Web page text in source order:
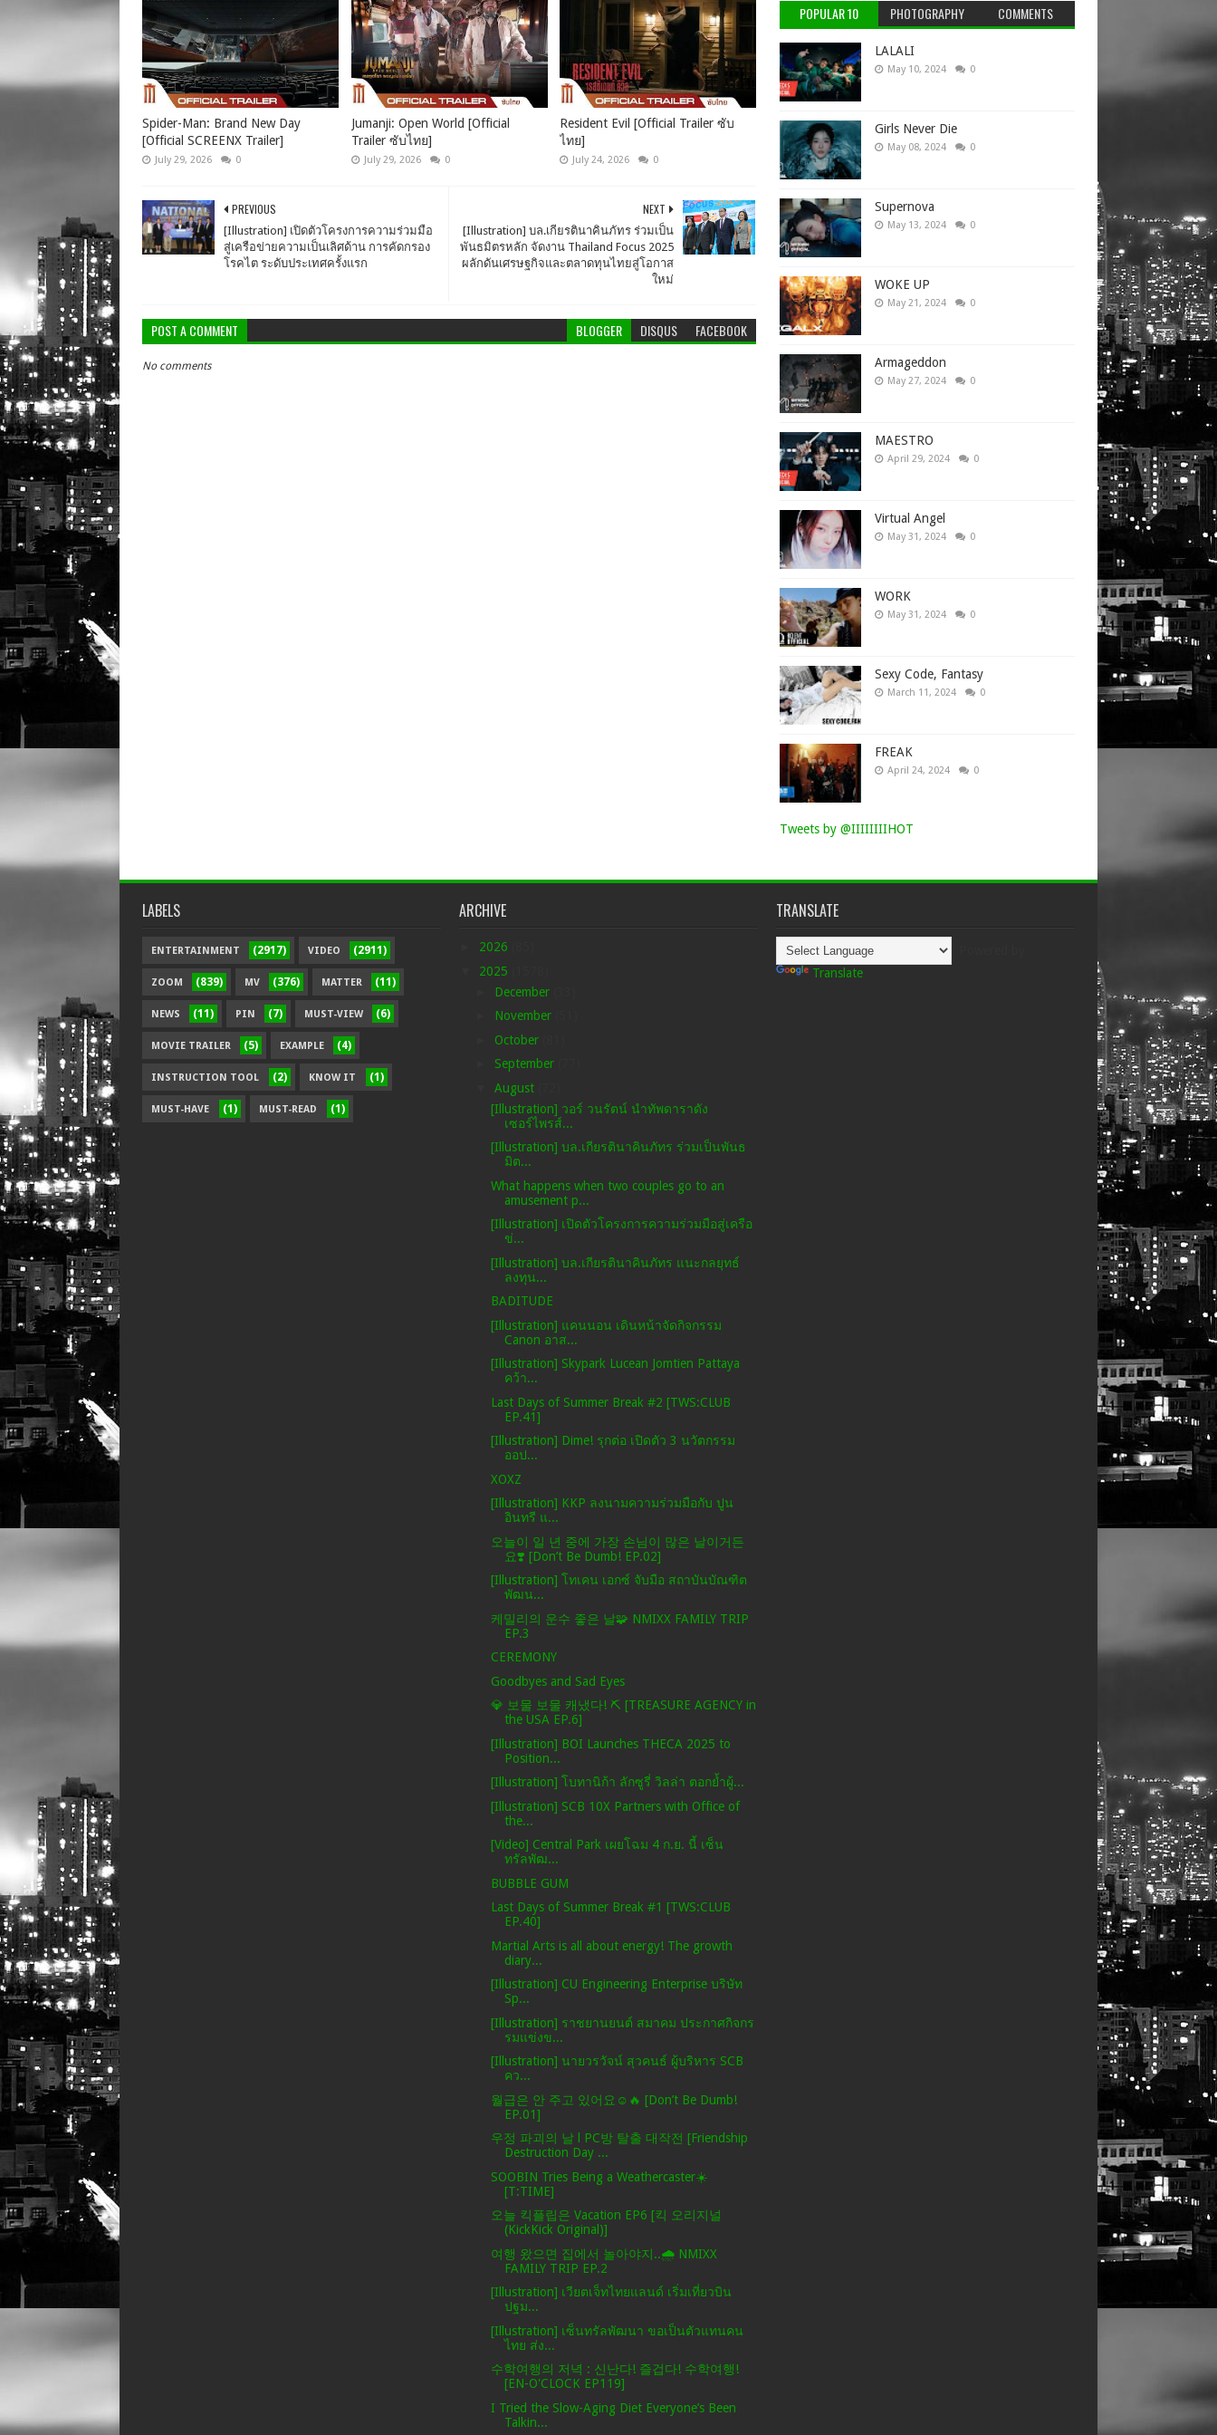
Spider-Man: Brand New Day
[Official SCREENX Trailer]
July 29, 2026 0
Jumanji: Open World [Official
Trailer ซับไทย]
July 29, 2026 0
Resident Evil [Official Trailer ซับ
ไทย]
July 24, 2026 0
NEXT
[Illustration] บล.เกียรตินาคินภัทร ร่วมเป็น
พันธมิตรหลัก จัดงาน Thailand Focus 2025
ผลักดันเศรษฐกิจและตลาดทุนไทยสู่โอกาส
ใหม่
PREVIOUS
[Illustration] เปิดตัวโครงการความร่วมมือ
สู่เครือข่ายความเป็นเลิศด้าน การคัดกรอง
โรคไต ระดับประเทศครั้งแรก
POST A COMMENT BLOGGER DISQUS FACEBOOK
No comments
POPULAR 10 PHOTOGRAPHY COMMENTS
LALALI
May 10, 2024 0
Girls Never Die
May 08, 2024 0
Supernova
May 13, 2024 0
WOKE UP
May 21, 2024 0
Armageddon
May 27, 2024 0
MAESTRO
April 29, 2024 0
Virtual Angel
May 31, 2024 0
WORK
May 31, 2024 0
Sexy Code, Fantasy
March 11, 2024 0
FREAK
April 24, 2024 0
Tweets by @IIIIIIIIHOT
LABELS
ENTERTAINMENT (2917) VIDEO (2911)
ZOOM (839) MV (376) MATTER (11)
NEWS (11) PIN (7) MUST-VIEW (6)
MOVIE TRAILER (5) EXAMPLE (4)
INSTRUCTION TOOL (2) KNOW IT (1)
MUST-HAVE (1) MUST-READ (1)
ARCHIVE
2026
2025
December
November
October
September
August
[Illustration] วอร์ วนรัตน์ นำทัพดาราดัง
เซอร์ไพรส์...
[Illustration] บล.เกียรตินาคินภัทร ร่วมเป็นพันธ
มิต...
What happens when two couples go to an
amusement p...
[Illustration] เปิดตัวโครงการความร่วมมือสู่เครือ
ข่...
[Illustration] บล.เกียรตินาคินภัทร แนะกลยุทธ์
ลงทุน...
BADITUDE
[Illustration] แคนนอน เดินหน้าจัดกิจกรรม
Canon อาส...
[Illustration] Skypark Lucean Jomtien Pattaya
คว้า...
Last Days of Summer Break #2 [TWS:CLUB
EP.41]
[Illustration] Dime! รุกต่อ เปิดตัว 3 นวัตกรรม
ออป...
XOXZ
[Illustration] KKP ลงนามความร่วมมือกับ ปูน
อินทรี แ...
오늘이 일 년 중에 가장 손님이 많은 날이거든
요❣️ [Don’t Be Dumb! EP.02]
[Illustration] โทเคน เอกซ์ จับมือ สถาบันบัณฑิต
พัฒน...
케밀리의 운수 좋은 날🧩 NMIXX FAMILY TRIP
EP.3
CEREMONY
Goodbyes and Sad Eyes
💎 보물 보물 캐냈다! ⛏️ [TREASURE AGENCY in
the USA EP.6]
[Illustration] BOI Launches THECA 2025 to
Position...
[Illustration] โบทานิก้า ลักซูรี่ วิลล่า ตอกย้ำผู้...
[Illustration] SCB 10X Partners with Office of
the...
[Video] Central Park เผยโฉม 4 ก.ย. นี้ เซ็น
ทรัลพัฒ...
BUBBLE GUM
Last Days of Summer Break #1 [TWS:CLUB
EP.40]
Martial Arts is all about energy! The growth
diary...
[Illustration] CU Engineering Enterprise บริษัท
Sp...
[Illustration] ราชยานยนต์ สมาคม ประกาศกิจกร
รมแข่งข...
[Illustration] นายวรวัจน์ สุวคนธ์ ผู้บริหาร SCB
คว...
월급은 안 주고 있어요☺🔥 [Don’t Be Dumb!
EP.01]
우정 파괴의 날 l PC방 탈출 대작전 [Friendship
Destruction Day ...
SOOBIN Tries Being a Weathercaster☀️
[T:TIME]
오늘 킥플립은 Vacation EP6 [킥 오리지널
(KickKick Original)]
여행 왔으면 집에서 놀아야지..🌧️ NMIXX
FAMILY TRIP EP.2
[Illustration] เวียตเจ็ทไทยแลนด์ เริ่มเที่ยวบิน
ปฐม...
[Illustration] เซ็นทรัลพัฒนา ขอเป็นตัวแทนคน
ไทย ส่ง...
수학여행의 저녁 : 신난다! 즐겁다! 수학여행!
[EN-O'CLOCK EP119]
I Tried the Slow-Aging Diet Everyone’s Been
Talkin...
TRANSLATE
Translate